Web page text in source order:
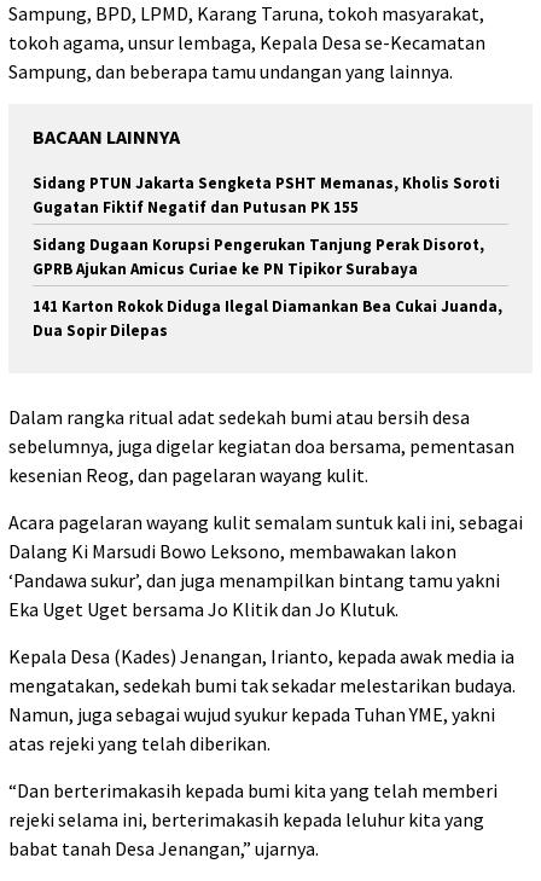
Sampung, BPD, LPMD, Karang Taruna, tokoh masyarakat,
tokoh agama, unsur lembaga, Kepala Desa se-Kecamatan
Sampung, dan beberapa tamu undangan yang lainnya.
BACAAN LAINNYA
Sidang PTUN Jakarta Sengketa PSHT Memanas, Kholis Soroti
Gugatan Fiktif Negatif dan Putusan PK 155
Sidang Dugaan Korupsi Pengerukan Tanjung Perak Disorot,
GPRB Ajukan Amicus Curiae ke PN Tipikor Surabaya
141 Karton Rokok Diduga Ilegal Diamankan Bea Cukai Juanda,
Dua Sopir Dilepas
Dalam rangka ritual adat sedekah bumi atau bersih desa
sebelumnya, juga digelar kegiatan doa bersama, pementasan
kesenian Reog, dan pagelaran wayang kulit.
Acara pagelaran wayang kulit semalam suntuk kali ini, sebagai
Dalang Ki Marsudi Bowo Leksono, membawakan lakon
‘Pandawa sukur’, dan juga menampilkan bintang tamu yakni
Eka Uget Uget bersama Jo Klitik dan Jo Klutuk.
Kepala Desa (Kades) Jenangan, Irianto, kepada awak media ia
mengatakan, sedekah bumi tak sekadar melestarikan budaya.
Namun, juga sebagai wujud syukur kepada Tuhan YME, yakni
atas rejeki yang telah diberikan.
“Dan berterimakasih kepada bumi kita yang telah memberi
rejeki selama ini, berterimakasih kepada leluhur kita yang
babat tanah Desa Jenangan,” ujarnya.